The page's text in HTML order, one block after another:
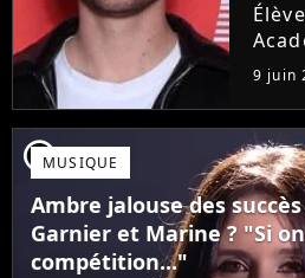
de
le
9 juin
player2MUSIQUE
Ambre jalouse des
Garnier et Marine ? "Si
compétition..."